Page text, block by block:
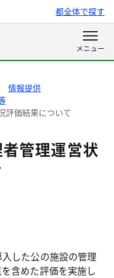
都全体で探す
情報提供
評価結果について
管理運営状
した公の施設の管理
含めた評価を実施し